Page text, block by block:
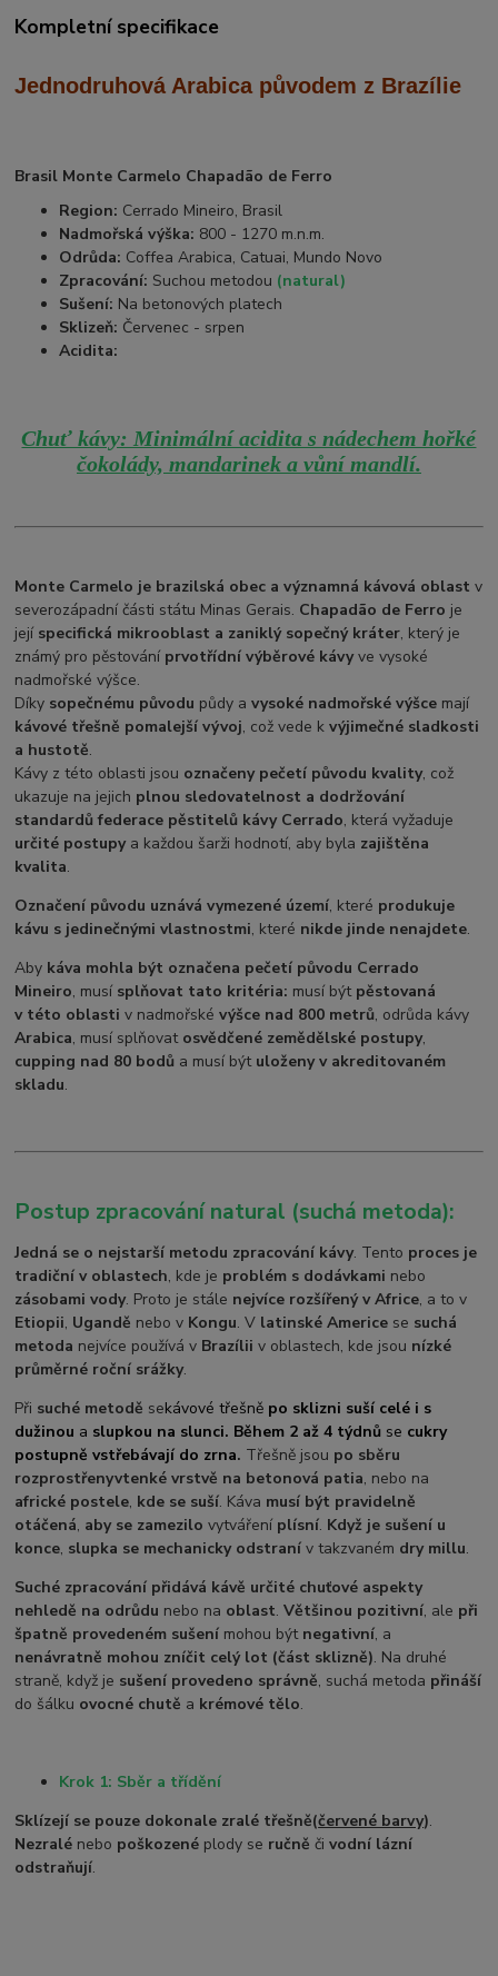
Kompletní specifikace
Jednodruhová Arabica původem z Brazílie
Brasil Monte Carmelo Chapadão de Ferro
Region: Cerrado Mineiro, Brasil
Nadmořská výška: 800 - 1270 m.n.m.
Odrůda: Coffea Arabica, Catuai, Mundo Novo
Zpracování: Suchou metodou (natural)
Sušení: Na betonových platech
Sklizeň: Červenec - srpen
Acidita:
Chuť kávy: Minimální acidita s nádechem hořké
čokolády, mandarinek a vůní mandlí.
Monte Carmelo je brazilská obec a významná kávová oblast v
severozápadní části státu Minas Gerais. Chapadão de Ferro je
její specifická mikrooblast a zaniklý sopečný kráter, který je
známý pro pěstování prvotřídní výběrové kávyve vysoké
nadmořské výšce.
Díky sopečnému původu půdy avysoké nadmořské výšce mají
kávové třešně pomalejší vývoj, což vede kvýjimečné sladkosti
a hustotě.
Kávy z této oblasti jsou označeny pečetí původu kvality, což
ukazuje na jejich plnou sledovatelnost a dodržování
standardů federace pěstitelů kávy Cerrado, která vyžaduje
určité postupya každou šarži hodnotí, aby byla zajištěna
kvalita.
Označení původu uznává vymezené území, které produkuje
kávu s jedinečnými vlastnostmi, které nikde jinde nenajdete.
Aby káva mohla být označena pečetí původu Cerrado
Mineiro, musí splňovat tato kritéria: musí být pěstovaná
v této oblasti v nadmořskévýšce nad 800 metrů, odrůda kávy
Arabica, musí splňovat osvědčené zemědělské postupy,
cupping nad 80 bodů a musí být uloženy v akreditovaném
skladu.
Postup zpracování natural (suchá metoda):
Jedná se o nejstarší metodu zpracování kávy. Tento proces je
tradiční v oblastech, kde je problém s dodávkami nebo
zásobami vody. Proto je stále nejvíce rozšířený v Africe, a to v
Etiopii, Ugandě nebo v Kongu. V latinské Americe se suchá
metoda nejvíce používá v Brazílii v oblastech, kde jsou nízké
průměrné roční srážky.
Při suché metodě sekávové třešně po sklizni suší celé i s
dužinou a slupkou na slunci. Během 2 až 4 týdnů se cukry
postupně vstřebávají do zrna. Třešně jsou po sběru
rozprostřenyvtenké vrstvě na betonová patia, nebo na
africké postele, kde se suší. Káva musí být pravidelně
otáčená, aby se zamezilo vytváření plísní. Když je sušení u
konce, slupka se mechanicky odstraní v takzvaném dry millu.
Suché zpracování přidává kávě určité chuťové aspekty
nehledě na odrůdu nebo na oblast.Většinou pozitivní, ale při
špatně provedeném sušení mohou být negativní, a
nenávratně mohou zníčit celý lot (část sklizně). Na druhé
straně, když je sušení provedeno správně, suchá metoda přináší
do šálku ovocné chutě a krémové tělo.
Krok 1: Sběr a třídění
Sklízejí se pouze dokonale zralé třešně(červené barvy).
Nezralé nebo poškozené plody se ručně čivodní lázní
odstraňují.